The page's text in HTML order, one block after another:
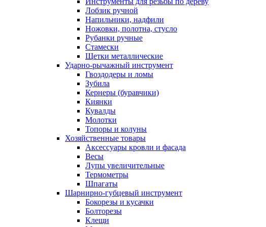
Лобзик ручной
Напильники, надфили
Ножовки, полотна, стусло
Рубанки ручные
Стамески
Щетки металлические
Ударно-рычажный инструмент
Гвоздодеры и ломы
Зубила
Кернеры (буравчики)
Киянки
Кувалды
Молотки
Топоры и колуны
Хозяйственные товары
Аксессуары кровли и фасада
Весы
Лупы увеличительные
Термометры
Шпагаты
Шарнирно-губцевый инструмент
Бокорезы и кусачки
Болторезы
Клещи